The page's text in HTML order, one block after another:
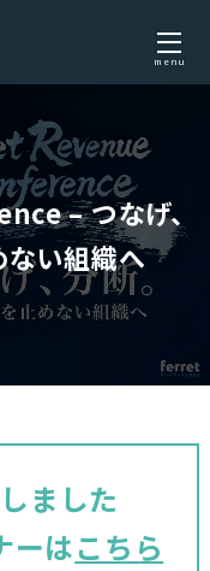
menu
– つなげ、
い組織へ
ました
ーはこちら